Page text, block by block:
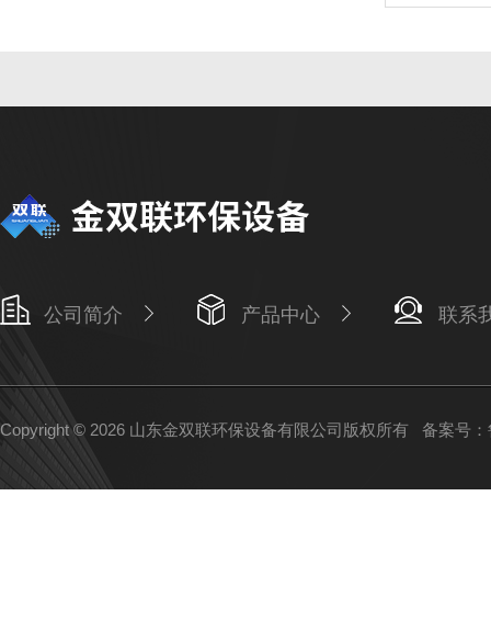
公司简介 产品中心 联系
Copyright © 2026 山东金双联环保设备有限公司版权所有 备案号